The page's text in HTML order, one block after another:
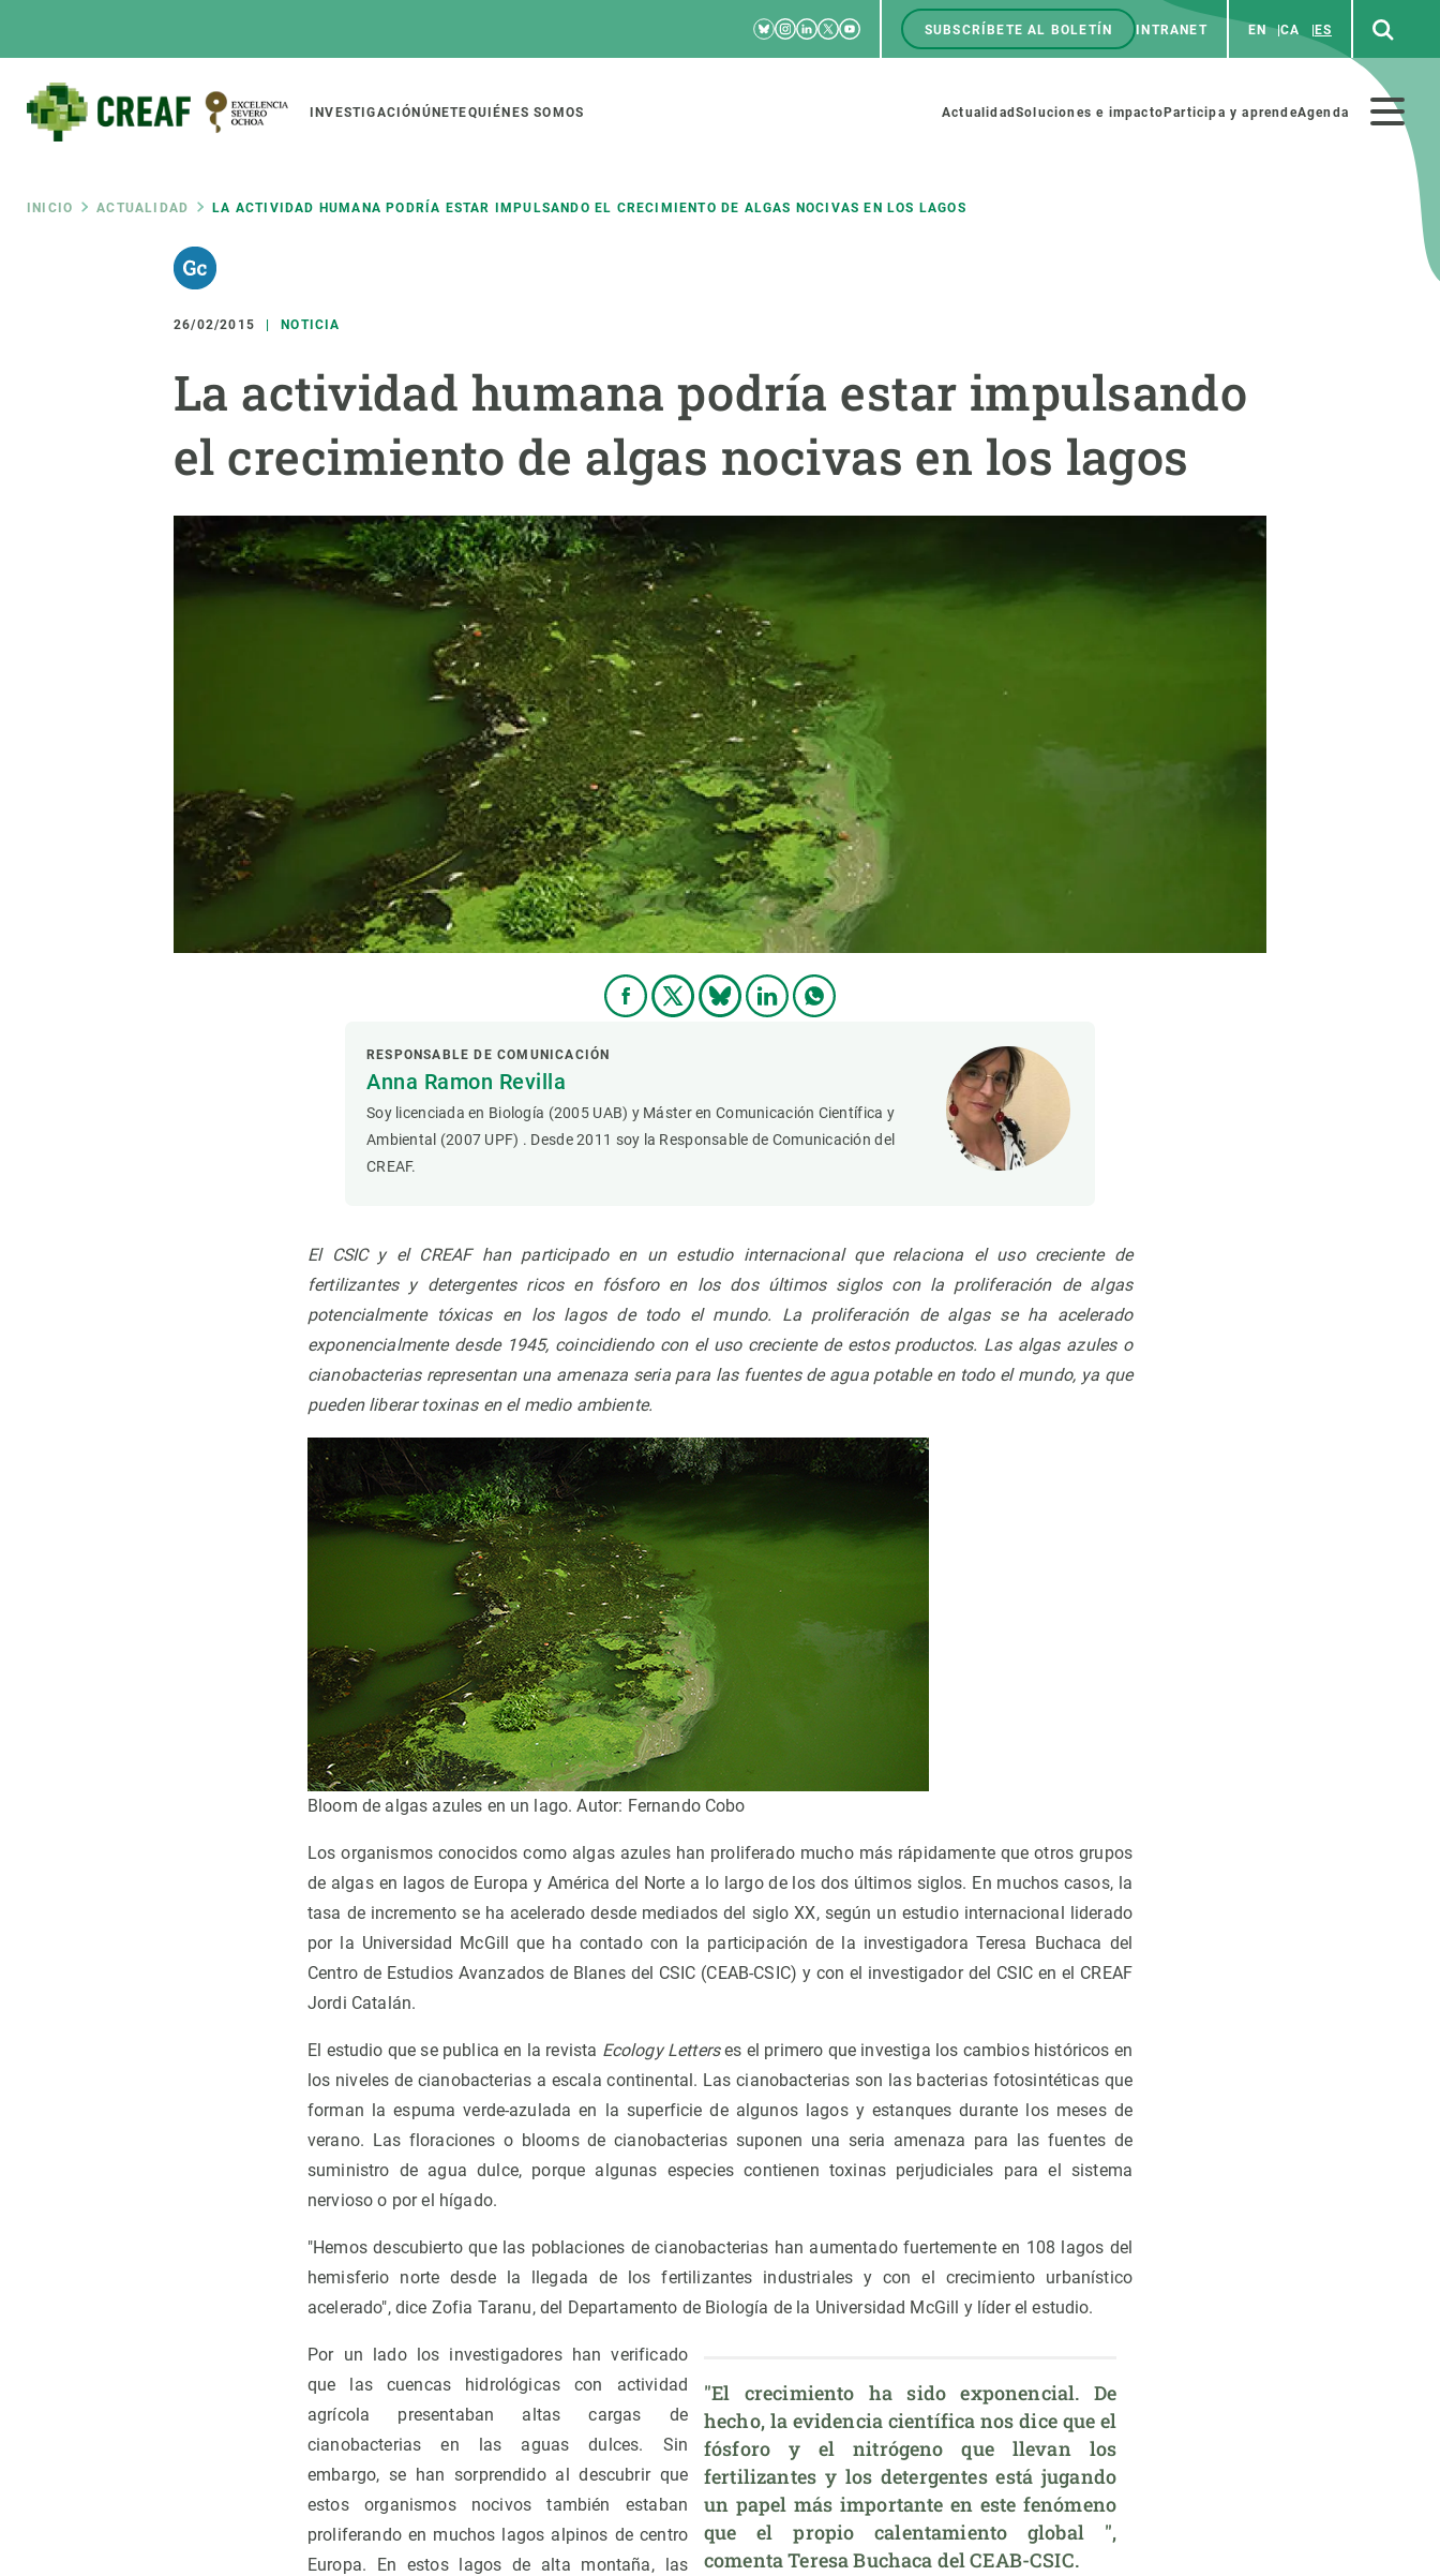
RRSS
Bluesky
Instagram
Linkedin
TwitterYoutube
Menú
top
SUBSCRÍBETE AL BOLETÍN INTRANET EN CA ES
Main
navigation
INVESTIGACIÓN ÚNETEQUIÉNES SOMOS
Menú
secundario
Actualidad Soluciones e impacto Participa y aprendeAgenda
Ruta
INICIO ACTUALIDAD LA ACTIVIDAD HUMANA PODRÍA ESTAR IMPULSANDO EL CRECIMIENTO DE ALGAS NOCIVAS EN LOS LAGOS
26/02/2015 NOTICIA
La actividad humana podría estar impulsando
el crecimiento de algas nocivas en los lagos
RESPONSABLE DE COMUNICACIÓN
Anna Ramon Revilla
Soy licenciada en Biología (2005 UAB) y Máster en Comunicación Científica y
Ambiental (2007 UPF) . Desde 2011 soy la Responsable de Comunicación del
CREAF.
El CSIC y el CREAF han participado en un estudio internacional que relaciona el uso creciente de
fertilizantes y detergentes ricos en fósforo en los dos últimos siglos con la proliferación de algas
potencialmente tóxicas en los lagos de todo el mundo. La proliferación de algas se ha acelerado
exponencialmente desde 1945, coincidiendo con el uso creciente de estos productos. Las algas azules o
cianobacterias representan una amenaza seria para las fuentes de agua potable en todo el mundo, ya que
pueden liberar toxinas en el medio ambiente.
Bloom de algas azules en un lago. Autor: Fernando Cobo
Los organismos conocidos como algas azules han proliferado mucho más rápidamente que otros grupos
de algas en lagos de Europa y América del Norte a lo largo de los dos últimos siglos. En muchos casos, la
tasa de incremento se ha acelerado desde mediados del siglo XX, según un estudio internacional liderado
por la Universidad McGill que ha contado con la participación de la investigadora Teresa Buchaca del
Centro de Estudios Avanzados de Blanes del CSIC (CEAB-CSIC) y con el investigador del CSIC en el CREAF
Jordi Catalán.
El estudio que se publica en la revista Ecology Letterses el primero que investiga los cambios históricos en
los niveles de cianobacterias a escala continental. Las cianobacterias son las bacterias fotosintéticas que
forman la espuma verde-azulada en la superficie de algunos lagos y estanques durante los meses de
verano. Las floraciones o blooms de cianobacterias suponen una seria amenaza para las fuentes de
suministro de agua dulce, porque algunas especies contienen toxinas perjudiciales para el sistema
nervioso o por el hígado.
"Hemos descubierto que las poblaciones de cianobacterias han aumentado fuertemente en 108 lagos del
hemisferio norte desde la llegada de los fertilizantes industriales y con el crecimiento urbanístico
acelerado", dice Zofia Taranu, del Departamento de Biología de la Universidad McGill y líder el estudio.
"El crecimiento ha sido exponencial. De
hecho, la evidencia científica nos dice que el
fósforo y el nitrógeno que llevan los
fertilizantes y los detergentes está jugando
un papel más importante en este fenómeno
que el propio calentamiento global ",
comenta Teresa Buchaca del CEAB-CSIC.
Por un lado los investigadores han verificado
que las cuencas hidrológicas con actividad
agrícola presentaban altas cargas de
cianobacterias en las aguas dulces. Sin
embargo, se han sorprendido al descubrir que
estos organismos nocivos también estaban
proliferando en muchos lagos alpinos de centro
Europa. En estos lagos de alta montaña, las
Featured
responsive
Responsive
menu
SOBRE NOSOTROS
Organización institucional
Equidad, Diversidad e Inclusión (EDI)
Biodiversidad
Funcionamento de ecosistemas
Temas transversales
Publicaciones
Synthesis Actions
Soluciones
Política y gestión
Estrategia de Recursos Humanos
Oportunidades académicas
Pide tu MSCA-PF
Un lugar donde crecer
Haz ciencia con nosotros
Funcionamiento de los ecosistemas